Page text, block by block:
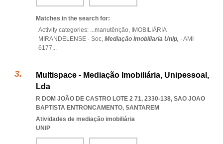
Matches in the search for:
Activity categories: ...manutênção, IMOBILIÁRIA
MIRANDELENSE - Soc, Mediação Imobiliaria Unip, - AMI
6177...
Multispace - Mediação Imobiliária, Unipessoal,
Lda
R DOM JOÃO DE CASTRO LOTE 2 71, 2330-138, SAO JOAO
BAPTISTA ENTRONCAMENTO, SANTAREM
Atividades de mediação imobiliária
UNIP